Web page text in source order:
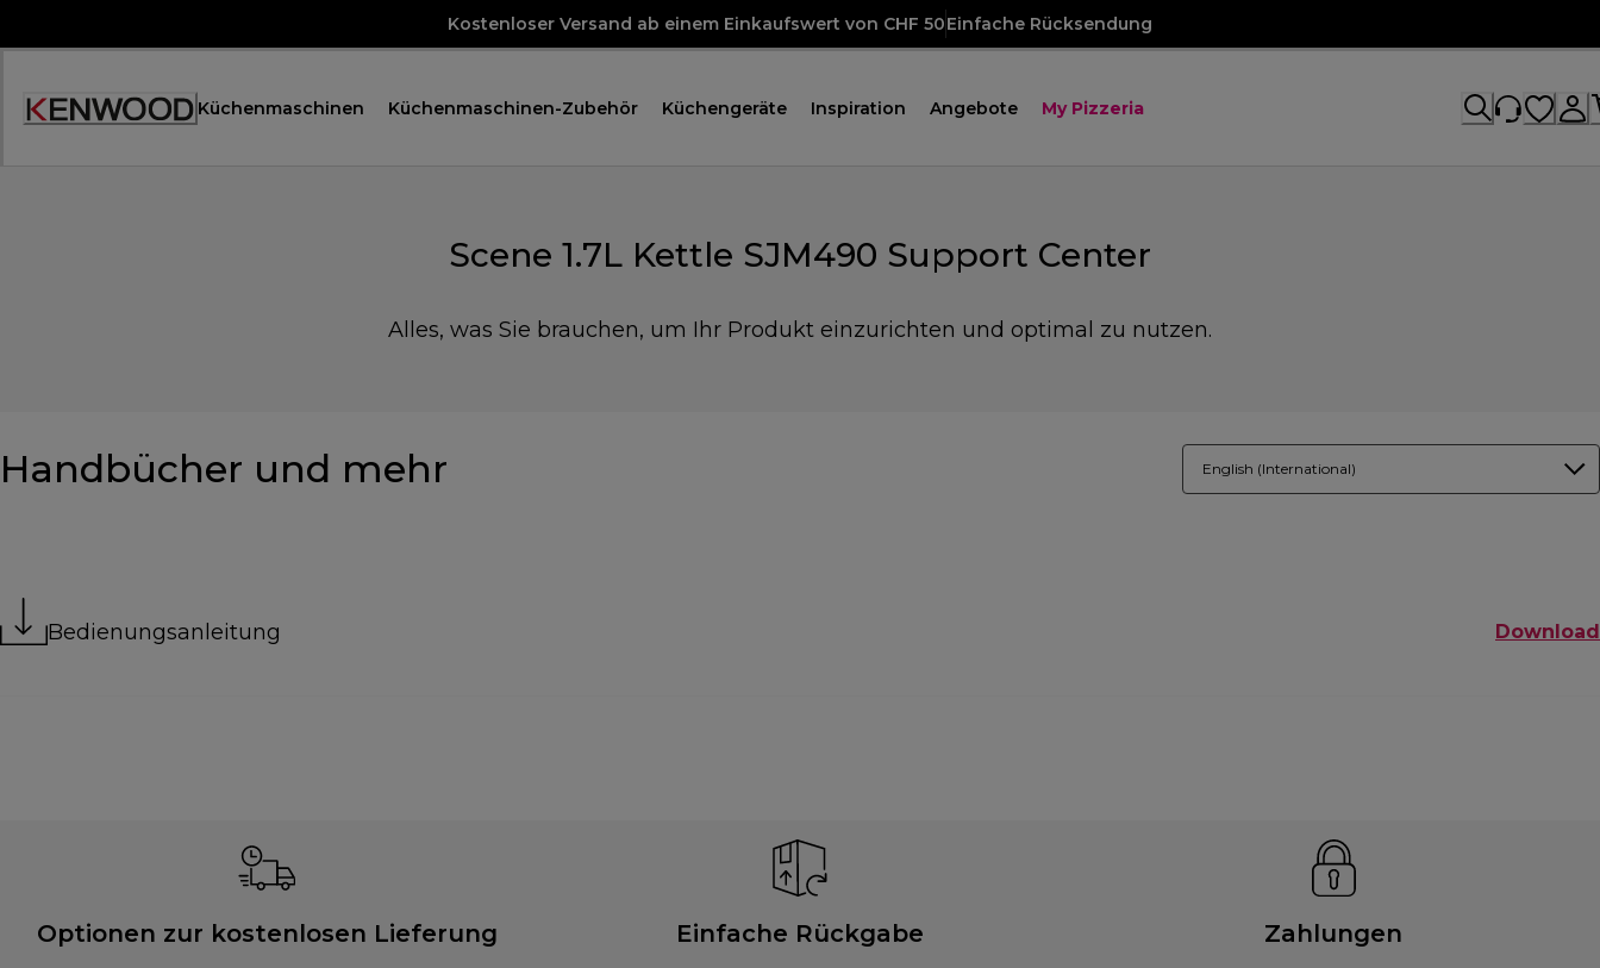
Kostenloser Versand ab einem Einkaufswert von CHF 50Einfache Rücksendung
Accessibility
Küchenmaschinen Küchenmaschinen-Zubehör Küchengeräte Inspiration Angebote My Pizzeria
Scene 1.7L Kettle SJM490 Support Center
Alles, was Sie brauchen, um Ihr Produkt einzurichten und optimal zu nutzen.
Handbücher und mehr English (International)
Bedienungsanleitung Download
Optionen zur kostenlosen Lieferung Einfache Rückgabe Zahlungen